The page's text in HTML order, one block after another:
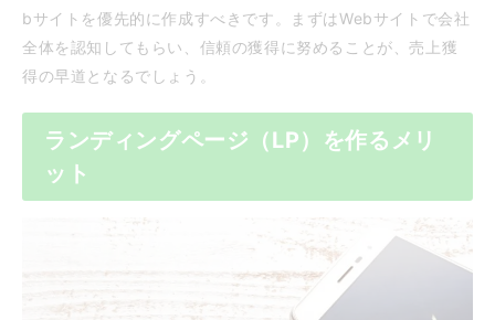
bサイトを優先的に作成すべきです。まずはWebサイトで会社
全体を認知してもらい、信頼の獲得に努めることが、売上獲
得の早道となるでしょう。
ランディングページ（LP）を作るメリ
ット